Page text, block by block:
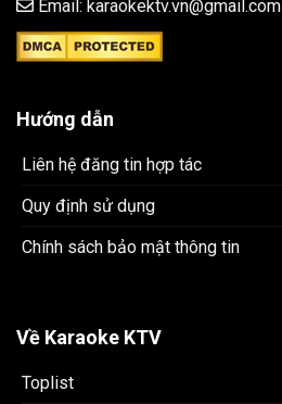
Email: karaokektv.vn@gmail.com
Hướng dẫn
Liên hệ đăng tin hợp tác
Quy định sử dụng
Chính sách bảo mật thông tin
Về Karaoke KTV
Toplist